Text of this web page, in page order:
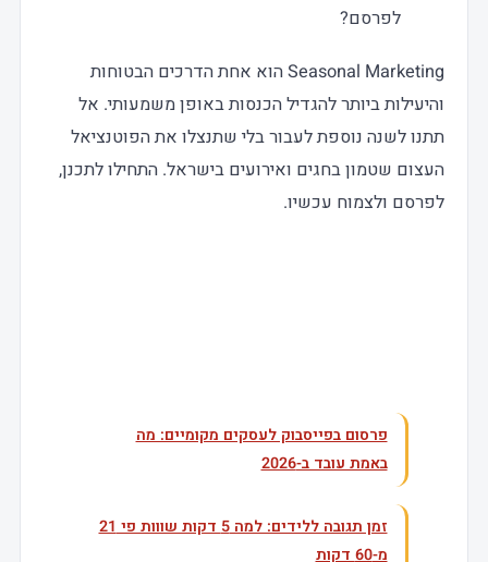
לפרסם?
Seasonal Marketing הוא אחת הדרכים הבטוחות
והיעילות ביותר להגדיל הכנסות באופן משמעותי. אל
תתנו לשנה נוספת לעבור בלי שתנצלו את הפוטנציאל
העצום שטמון בחגים ואירועים בישראל. התחילו לתכנן,
לפרסם ולצמוח עכשיו.
פרסום בפייסבוק לעסקים מקומיים: מה
באמת עובד ב-2026
זמן תגובה ללידים: למה 5 דקות שווות פי 21
מ-60 דקות